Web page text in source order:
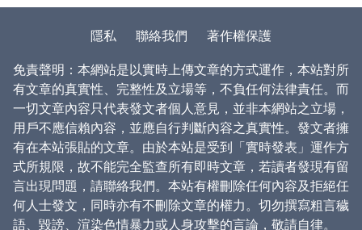
隱私 聯絡我們 著作權保護
免責聲明：本網站是以實時上傳文章的方式運作，本站對所
有文章的真實性、完整性及立場等，不負任何法律責任。而
一切文章內容只代表發文者個人意見，並非本網站之立場，
用戶不應信賴內容，並應自行判斷內容之真實性。發文者擁
有在本站張貼的文章。由於本站是受到「實時發表」運作方
式所規限，故不能完全監查所有即時文章，若讀者發現有留
言出現問題，請聯絡我們。本站有權刪除任何內容及拒絕任
何人士發文，同時亦有不刪除文章的權力。切勿撰寫粗言穢
語、毀謗、渲染色情暴力或人身攻擊的言論，敬請自律。